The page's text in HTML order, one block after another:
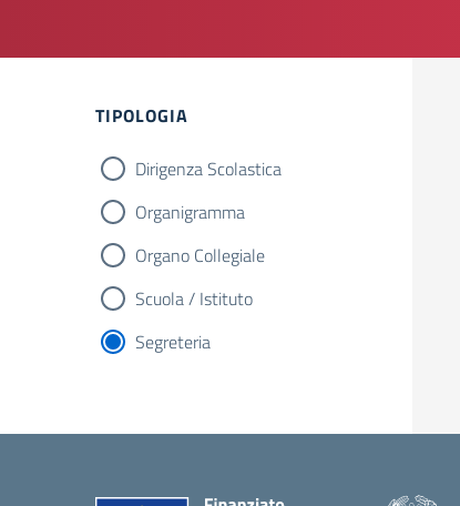
TIPOLOGIA
Dirigenza Scolastica
Organigramma
Organo Collegiale
Scuola / Istituto
Segreteria